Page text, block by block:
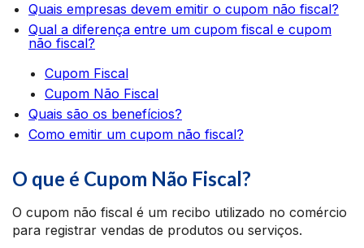
Quais empresas devem emitir o cupom não fiscal?
Qual a diferença entre um cupom fiscal e cupom
não fiscal?
Cupom Fiscal
Cupom Não Fiscal
Quais são os benefícios?
Como emitir um cupom não fiscal?
O que é Cupom Não Fiscal?
O cupom não fiscal é um recibo utilizado no comércio
para registrar vendas de produtos ou serviços.